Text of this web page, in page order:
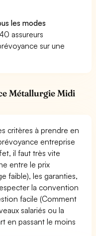
les modes
assureurs
sur une
Métallurgie Midi
critères à prendre en
entreprise
il faut très vite
entre le prix
faible), les garanties,
la convention
facile (Comment
salariés ou la
en passant le moins